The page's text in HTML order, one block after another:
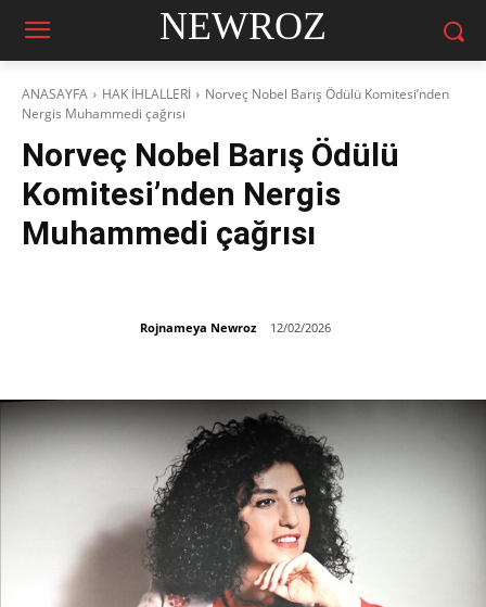
NEWROZ
ANASAYFA HAK İHLALLERİ
Norveç Nobel Barış Ödülü Komitesi’nden
Nergis Muhammedi çağrısı
Norveç Nobel Barış Ödülü
Komitesi’nden Nergis
Muhammedi çağrısı
Rojnameya Newroz 12/02/2026